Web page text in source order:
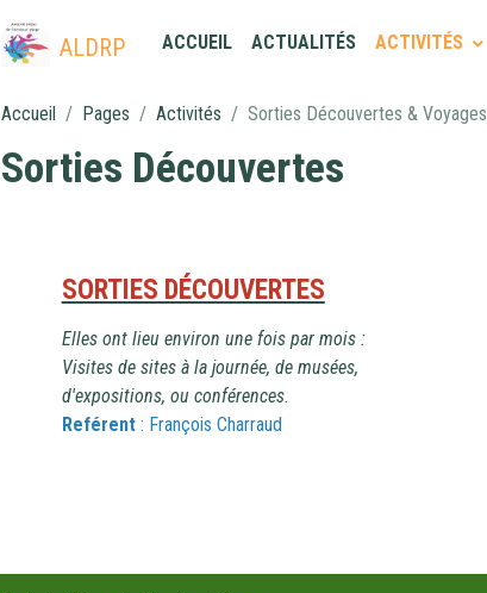
ALDRP ACCUEIL ACTUALITÉS ACTIVITÉS
Accueil Pages Activités Sorties Découvertes & Voyages
Sorties Découvertes
SORTIES DÉCOUVERTES
Elles ont lieu environ une fois par mois :
Visites de sites à la journée, de musées,
d'expositions, ou conférences.
Reférent: François Charraud